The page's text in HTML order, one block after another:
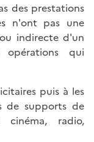
des prestations
n'ont pas une
indirecte d'un
qui
puis à les
de supports de
cinéma, radio,